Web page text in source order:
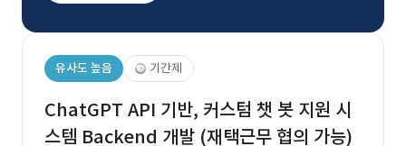
유사도 높음 기간제
ChatGPT API 기반, 커스텀 챗 봇 지원 시
스템 Backend 개발 (재택근무 협의 가능)